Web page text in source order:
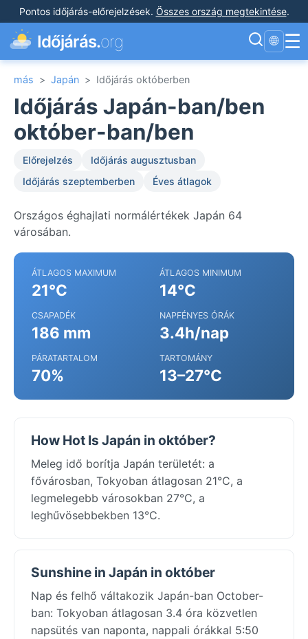
Pontos időjárás-előrejelzések. Összes ország megtekintése.
Időjárás.org 🌐 ☰
más > Japán > Időjárás októberben
Időjárás Japán-ban/ben
október-ban/ben
Előrejelzés
Időjárás augusztusban
Időjárás szeptemberben
Éves átlagok
Országos éghajlati normálértékek Japán 64
városában.
ÁTLAGOS MAXIMUM
21°C
ÁTLAGOS MINIMUM
14°C
CSAPADÉK
186 mm
NAPFÉNYES ÓRÁK
3.4h/nap
PÁRATARTALOM
70%
TARTOMÁNY
13–27°C
How Hot Is Japán in október?
Meleg idő borítja Japán területét: a
fővárosban, Tokyoban átlagosan 21°C, a
legmelegebb városokban 27°C, a
leghűvösebbekben 13°C.
Sunshine in Japán in október
Nap és felhő váltakozik Japán-ban October-
ban: Tokyoban átlagosan 3.4 óra közvetlen
napsütés van naponta, nappali órákkal 5:50